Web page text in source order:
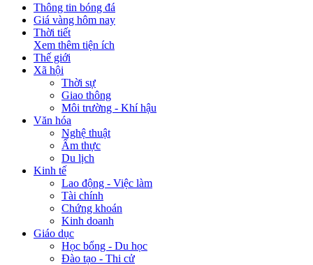
Thông tin bóng đá
Giá vàng hôm nay
Thời tiết
Xem thêm tiện ích
Thế giới
Xã hội
Thời sự
Giao thông
Môi trường - Khí hậu
Văn hóa
Nghệ thuật
Ẩm thực
Du lịch
Kinh tế
Lao động - Việc làm
Tài chính
Chứng khoán
Kinh doanh
Giáo dục
Học bổng - Du học
Đào tạo - Thi cử